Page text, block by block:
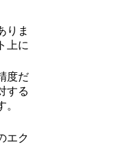
りま
上に
度だ
する
エク